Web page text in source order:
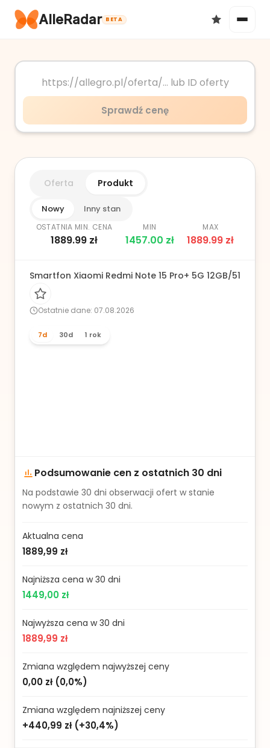
AlleRadar BETA
Okazje
Sprawdź cenę
Oferta Produkt
Nowy Inny stan
OSTATNIA MIN. CENA
1889.99 zł
MIN
1457.00 zł
MAX
1889.99 zł
Smartfon Xiaomi Redmi Note 15 Pro+ 5G 12GB/512GB
Ostatnie dane: 07.08.2026
7d 30d 1 rok
Podsumowanie cen z ostatnich 30 dni
Na podstawie 30 dni obserwacji ofert w stanie
nowym z ostatnich 30 dni.
Aktualna cena
1889,99 zł
Najniższa cena w 30 dni
1449,00 zł
Najwyższa cena w 30 dni
1889,99 zł
Zmiana względem najwyższej ceny
0,00 zł(0,0%)
Zmiana względem najniższej ceny
+440,99 zł(+30,4%)